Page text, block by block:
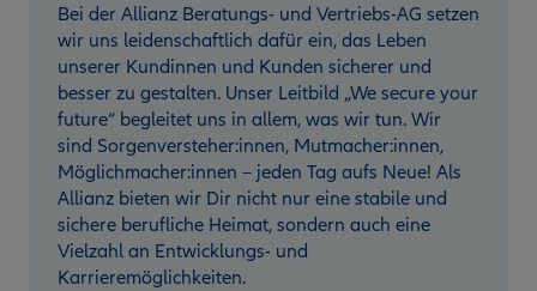
Bei der Allianz Beratungs- und Vertriebs-AG setzen
wir uns leidenschaftlich dafür ein, das Leben
unserer Kundinnen und Kunden sicherer und
besser zu gestalten. Unser Leitbild „We secure your
future“ begleitet uns in allem, was wir tun. Wir
sind Sorgenversteher:innen, Mutmacher:innen,
Möglichmacher:innen – jeden Tag aufs Neue! Als
Allianz bieten wir Dir nicht nur eine stabile und
sichere berufliche Heimat, sondern auch eine
Vielzahl an Entwicklungs- und
Karrieremöglichkeiten.